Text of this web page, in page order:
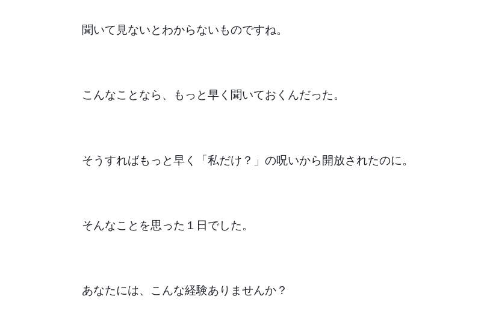
聞いて見ないとわからないものですね。
こんなことなら、もっと早く聞いておくんだった。
そうすればもっと早く「私だけ？」の呪いから開放されたのに。
そんなことを思った１日でした。
あなたには、こんな経験ありませんか？